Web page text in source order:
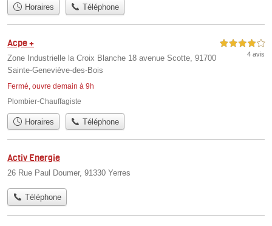
Horaires Téléphone
Acpe +
Zone Industrielle la Croix Blanche 18 avenue Scotte, 91700
Sainte-Geneviève-des-Bois
Fermé, ouvre demain à 9h
4,0 étoiles sur 5
4 avis
Plombier-Chauffagiste
Horaires Téléphone
Activ Energie
26 Rue Paul Doumer, 91330 Yerres
Téléphone